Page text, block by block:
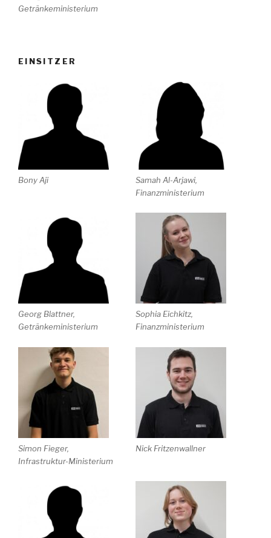
Getränkeministerium
EINSITZER
Bony Aji
Samah Al-Arjawi,
Finanzministerium
Georg Blattner,
Getränkeministerium
Sophia Eichkitz,
Finanzministerium
Simon Fieger,
Infrastruktur-Ministerium
Nick Fritzenwallner